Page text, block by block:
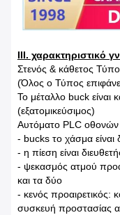
ΙΙΙ. χαρακτηριστικό
Στενός & κάθετος
(Όλος ο Τύπος
Το μέταλλο buck είναι
(εξατομικεύσιμος)
Αυτόματο PLC
- bucks το χάσμα είναι
- η πίεση είναι
- ψεκασμός ατμού
και τα δύο
- κενός προαιρετικός:
συσκευή προστασίας